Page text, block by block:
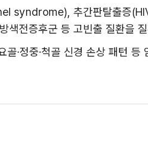
추간판탈출증
전증후군 등 고빈출 질환을 질
골·정중·척골 신경 손상 패턴